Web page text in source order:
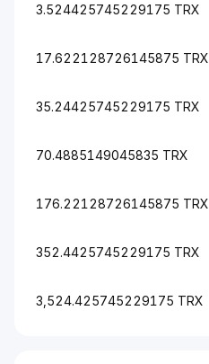
3.524425745229175 TRX
17.622128726145875 TRX
35.24425745229175 TRX
70.4885149045835 TRX
176.22128726145875 TRX
352.4425745229175 TRX
3,524.425745229175 TRX